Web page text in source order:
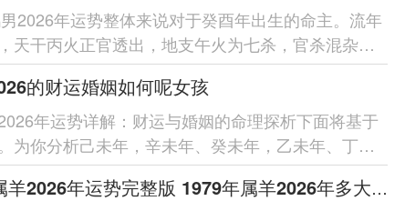
2026年运势整体来说对于癸酉年出生的命主。流年
天干丙火正官透出，地支午火为七杀，官杀混杂之
年运势犹如舟行激流，虽...
的财运婚姻如何呢女孩
年运势详解：财运与婚姻的命理探析下面将基于
为你分析己未年，辛未年、癸未年，乙未年、丁未
份出生的属羊女性在...
1979年属羊2026年运势完整版 1979年属羊2026年多大了